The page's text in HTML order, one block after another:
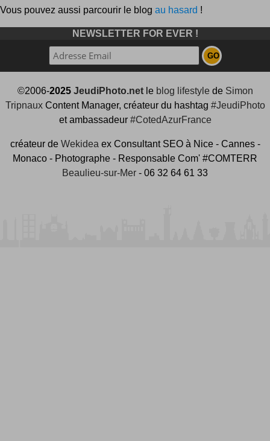
Vous pouvez aussi parcourir le blog au hasard !
NEWSLETTER FOR EVER !
©2006-2025 JeudiPhoto.netle blog lifestylede Simon
TripnauxContent Manager, créateur du hashtag #JeudiPhoto
et ambassadeur #CotedAzurFrance
créateur de Wekideaex Consultant SEO à Nice - Cannes -
Monaco - Photographe - Responsable Com' #COMTERR
Beaulieu-sur-Mer - 06 32 64 61 33